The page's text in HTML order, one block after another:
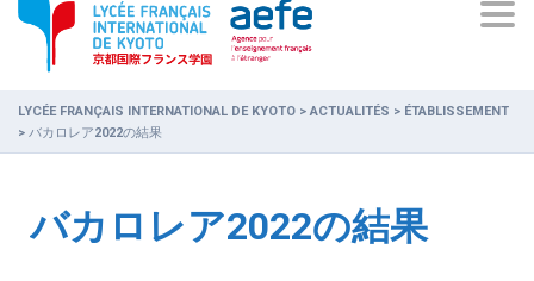
LYCÉE FRANÇAIS INTERNATIONAL DE KYOTO >ACTUALITÉS > ÉTABLISSEMENT
> バカロレア2022の結果
バカロレア2022の結果